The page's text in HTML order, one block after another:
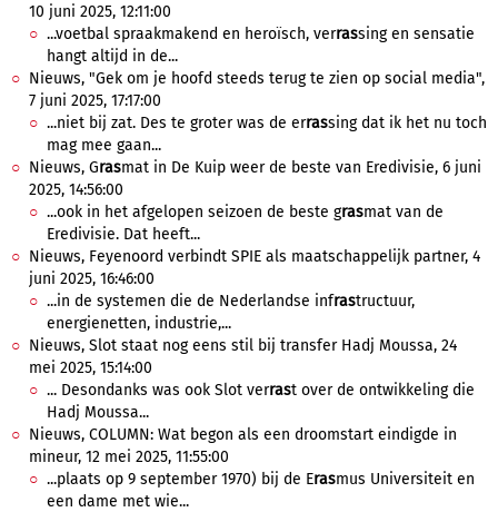
10 juni 2025, 12:11:00
...voetbal spraakmakend en heroïsch, verrassing en sensatie
hangt altijd in de...
Nieuws, "Gek om je hoofd steeds terug te zien op social media",
7 juni 2025, 17:17:00
...niet bij zat. Des te groter was de errassing dat ik het nu toch
mag mee gaan...
Nieuws, Grasmat in De Kuip weer de beste van Eredivisie, 6 juni
2025, 14:56:00
...ook in het afgelopen seizoen de beste grasmat van de
Eredivisie. Dat heeft...
Nieuws, Feyenoord verbindt SPIE als maatschappelijk partner, 4
juni 2025, 16:46:00
...in de systemen die de Nederlandse infrastructuur,
energienetten, industrie,...
Nieuws, Slot staat nog eens stil bij transfer Hadj Moussa, 24
mei 2025, 15:14:00
... Desondanks was ook Slot verrast over de ontwikkeling die
Hadj Moussa...
Nieuws, COLUMN: Wat begon als een droomstart eindigde in
mineur, 12 mei 2025, 11:55:00
...plaats op 9 september 1970) bij de Erasmus Universiteit en
een dame met wie...